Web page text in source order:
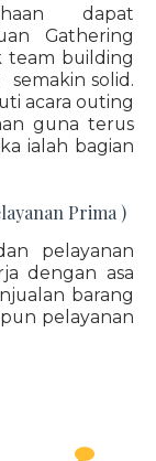
dapat
Gathering
team building
solid.
acara outing
guna terus
ialah bagian
Prima )
pelayanan
dengan asa
barang
pelayanan